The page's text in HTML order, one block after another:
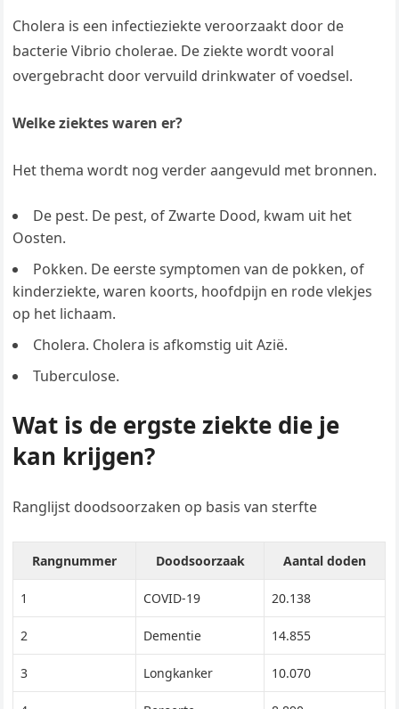
Cholera is een infectieziekte veroorzaakt door de
bacterie Vibrio cholerae. De ziekte wordt vooral
overgebracht door vervuild drinkwater of voedsel.
Welke ziektes waren er?
Het thema wordt nog verder aangevuld met bronnen.
De pest. De pest, of Zwarte Dood, kwam uit het
Oosten.
Pokken. De eerste symptomen van de pokken, of
kinderziekte, waren koorts, hoofdpijn en rode vlekjes
op het lichaam.
Cholera. Cholera is afkomstig uit Azië.
Tuberculose.
Wat is de ergste ziekte die je
kan krijgen?
Ranglijst doodsoorzaken op basis van sterfte
Rangnummer Doodsoorzaak Aantal doden
1 COVID-19 20.138
2 Dementie 14.855
3 Longkanker 10.070